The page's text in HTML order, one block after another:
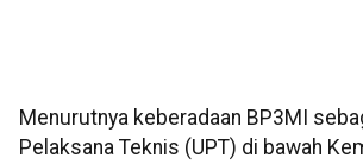
Menurutnya keberadaan BP3MI
Pelaksana Teknis (UPT) di bawah